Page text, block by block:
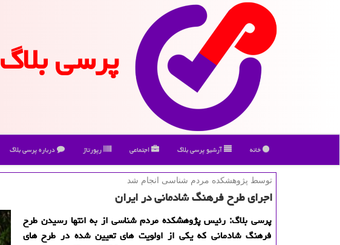
پرسی بلاگ
خانه آرشیو پرسی بلاگ اجتماعی رپورتاژ درباره پرسی بلاگ
توسط پژوهشكده مردم شناسی انجام شد
اجرای طرح فرهنگ شادمانی در ایران
پرسی بلاگ: رئیس پژوهشكده مردم شناسی از به انتها رسیدن طرح
فرهنگ شادمانی كه یكی از اولویت های تعیین شده در طرح های